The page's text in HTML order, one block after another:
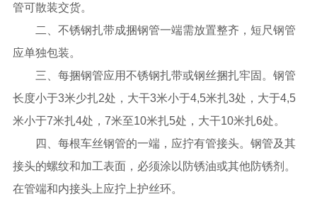
管可散装交货。
二、不锈钢扎带成捆钢管一端需放置整齐，短尺钢管
应单独包装。
三、每捆钢管应用不锈钢扎带或钢丝捆扎牢固。钢管
长度小于3米少扎2处，大干3米小于4,5米扎3处，大于4,5
米小于7米扎4处，7米至10米扎5处，大干10米扎6处。
四、每根车丝钢管的一端，应拧有管接头。钢管及其
接头的螺纹和加工表面，必须涂以防锈油或其他防锈剂。
在管端和内接头上应拧上护丝环。